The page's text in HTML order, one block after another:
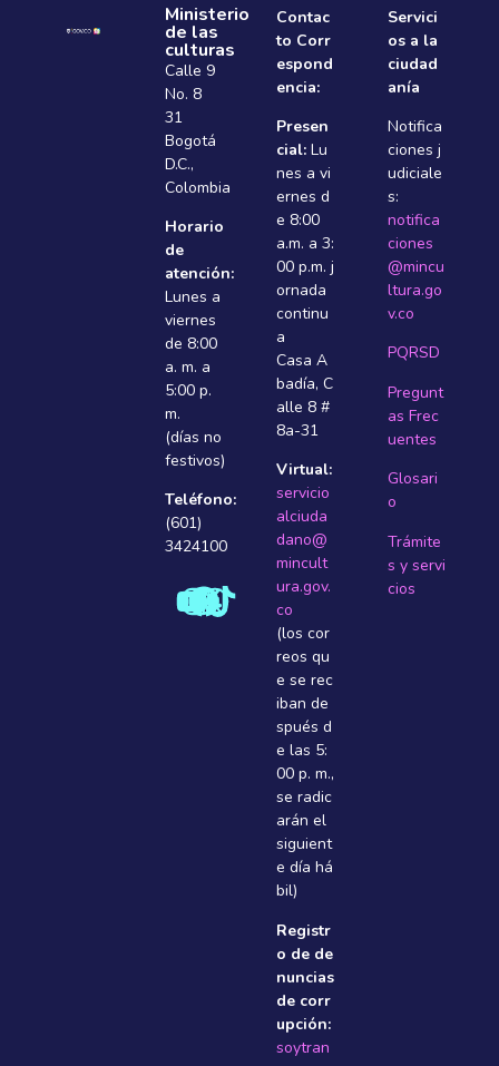
Ministerio
de las
culturas
Calle 9
No. 8
31
Bogotá
D.C.,
Colombia
Horario
de
atención:
Lunes a
viernes
de 8:00
a. m. a
5:00 p.
m.
(días no
festivos)
Teléfono:
(601)
3424100
Contac
to Corr
espond
encia:
Presen
cial: Lu
nes a vi
ernes d
e 8:00
a.m. a 3:
00 p.m. j
ornada
continu
a
Casa A
badí­a, C
alle 8 #
8a-31
Virtual:
servicio
alciuda
dano@
mincult
ura.gov.
co
(los cor
reos qu
e se rec
iban de
spués d
e las 5:
00 p. m.,
se radic
arán el
siguient
e dí­a há
bil)
Registr
o de de
nuncias
de corr
upción:
soytran
Servici
os a la
ciudad
anía
Notifica
ciones j
udiciale
s:
notifica
ciones
@mincu
ltura.go
v.co
PQRSD
Pregunt
as Frec
uentes
Glosari
o
Trámite
s y servi
cios